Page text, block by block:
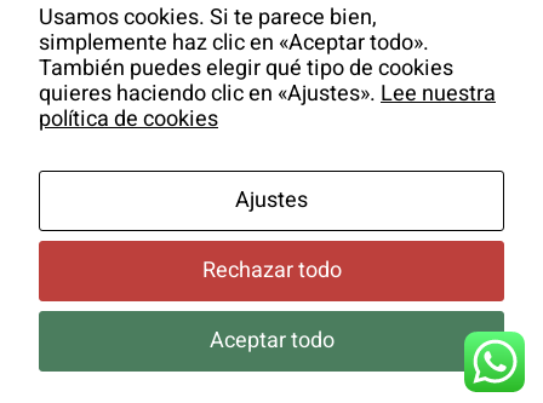
Si continúas, aceptas la política de
privacidad
2026 Colectivo La Salita |Aviso Legal
de Cookies|Newsletter
Usamos cookies. Si te parece bien,
simplemente haz clic en «Aceptar todo».
También puedes elegir qué tipo de cookies
quieres haciendo clic en «Ajustes».Lee nuestra
política de cookies
Ajustes
Rechazar todo
Aceptar todo